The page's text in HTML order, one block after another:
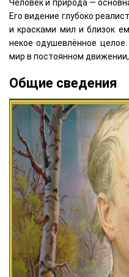
Человек и природа —
Его видение глубоко
и красками мил и близок
некое одушевлённое
мир в постоянном
Общие сведения